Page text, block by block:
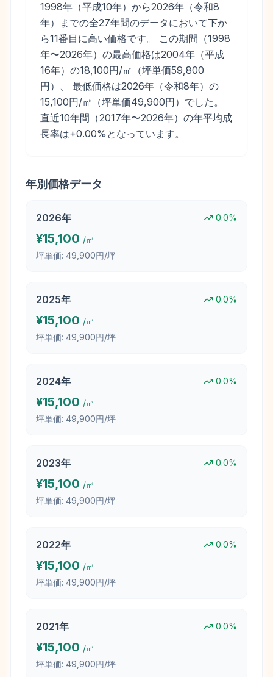
1998年（平成10年）から2026年（令和8
年）までの全27年間のデータにおいて下か
ら11番目に高い価格です。 この期間（1998
年〜2026年）の最高価格は2004年（平成
16年）の18,100円/㎡（坪単価59,800
円）、 最低価格は2026年（令和8年）の
15,100円/㎡（坪単価49,900円）でした。
直近10年間（2017年〜2026年）の年平均成
長率は+0.00%となっています。
年別価格データ
2026年 0.0%
¥15,100 /㎡
坪単価: 49,900円/坪
2025年 0.0%
¥15,100 /㎡
坪単価: 49,900円/坪
2024年 0.0%
¥15,100 /㎡
坪単価: 49,900円/坪
2023年 0.0%
¥15,100 /㎡
坪単価: 49,900円/坪
2022年 0.0%
¥15,100 /㎡
坪単価: 49,900円/坪
2021年 0.0%
¥15,100 /㎡
坪単価: 49,900円/坪